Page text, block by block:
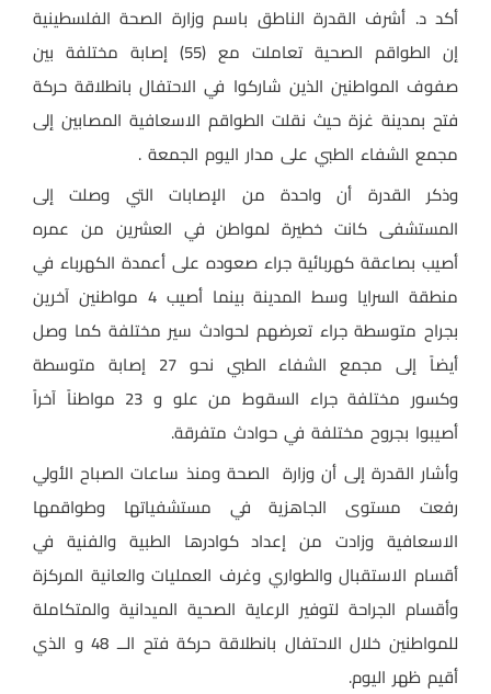
أكد د. أشرف القدرة الناطق باسم وزارة الصحة الفلسطينية
إن الطواقم الصحية تعاملت مع (55) إصابة مختلفة بين
صفوف المواطنين الذين شاركوا في الاحتفال بانطلاقة حركة
فتح بمدينة غزة حيث نقلت الطواقم الاسعافية المصابين إلى
مجمع الشفاء الطبي على مدار اليوم الجمعة .
وذكر القدرة أن واحدة من الإصابات التي وصلت إلى
المستشفى كانت خطيرة لمواطن في العشرين من عمره
أصيب بصاعقة كهربائية جراء صعوده على أعمدة الكهرباء في
منطقة السرايا وسط المدينة بينما أصيب 4 مواطنين آخرين
بجراح متوسطة جراء تعرضهم لحوادث سير مختلفة كما وصل
أيضاً إلى مجمع الشفاء الطبي نحو 27 إصابة متوسطة
وكسور مختلفة جراء السقوط من علو و 23 مواطناً آخراً
أصيبوا بجروح مختلفة في حوادث متفرقة.
وأشار القدرة إلى أن وزارة الصحة ومنذ ساعات الصباح الأولي
رفعت مستوى الجاهزية في مستشفياتها وطواقمها
الاسعافية وزادت من إعداد كوادرها الطبية والفنية في
أقسام الاستقبال والطواري وغرف العمليات والعانية المركزة
وأقسام الجراحة لتوفير الرعاية الصحية الميدانية والمتكاملة
للمواطنين خلال الاحتفال بانطلاقة حركة فتح الــ 48 و الذي
أقيم ظهر اليوم.